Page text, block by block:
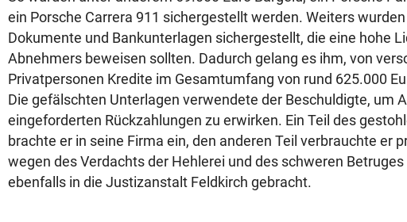
ein Porsche Carrera 911 sichergestellt werden. Weiters
Dokumente und Bankunterlagen sichergestellt, die eine hohe
Abnehmers beweisen sollten. Dadurch gelang es ihm, von
Privatpersonen Kredite im Gesamtumfang von rund 625.000
Die gefälschten Unterlagen verwendete der Beschuldigte, um
eingeforderten Rückzahlungen zu erwirken. Ein Teil des
brachte er in seine Firma ein, den anderen Teil verbrauchte er
wegen des Verdachts der Hehlerei und des schweren
ebenfalls in die Justizanstalt Feldkirch gebracht.